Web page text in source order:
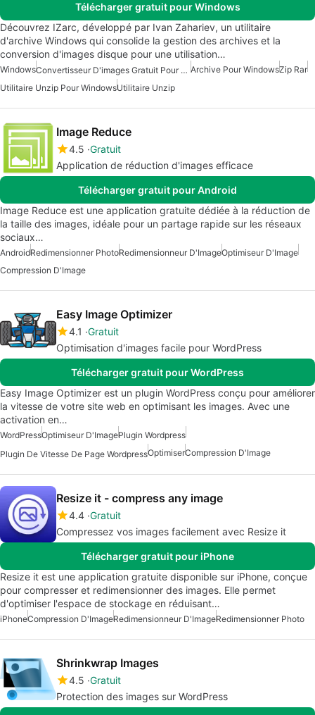
Télécharger gratuit pour Windows
Découvrez IZarc, développé par Ivan Zahariev, un utilitaire
d'archive Windows qui consolide la gestion des archives et la
conversion d'images disque pour une utilisation…
Windows Convertisseur D'images Gratuit Pour Windows Archive Pour WindowsZip Rar
Utilitaire Unzip Pour WindowsUtilitaire Unzip
Image Reduce
4.5 Gratuit
Application de réduction d'images efficace
Télécharger gratuit pour Android
Image Reduce est une application gratuite dédiée à la réduction de
la taille des images, idéale pour un partage rapide sur les réseaux
sociaux…
AndroidRedimensionner PhotoRedimensionneur D'ImageOptimiseur D'Image
Compression D'Image
Easy Image Optimizer
4.1 Gratuit
Optimisation d'images facile pour WordPress
Télécharger gratuit pour WordPress
Easy Image Optimizer est un plugin WordPress conçu pour améliorer
la vitesse de votre site web en optimisant les images. Avec une
activation en…
WordPressOptimiseur D'ImagePlugin Wordpress
Plugin De Vitesse De Page WordpressOptimiserCompression D'Image
Resize it - compress any image
4.4 Gratuit
Compressez vos images facilement avec Resize it
Télécharger gratuit pour iPhone
Resize it est une application gratuite disponible sur iPhone, conçue
pour compresser et redimensionner des images. Elle permet
d'optimiser l'espace de stockage en réduisant…
iPhoneCompression D'ImageRedimensionneur D'ImageRedimensionner Photo
Shrinkwrap Images
4.5 Gratuit
Protection des images sur WordPress